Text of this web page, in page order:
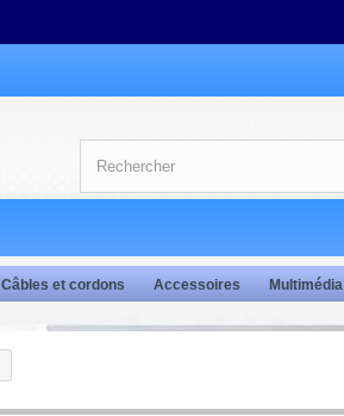
Câbles et cordons Accessoires Multimédia